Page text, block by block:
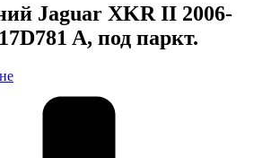
Jaguar XKR II 2006-
A, под паркт.